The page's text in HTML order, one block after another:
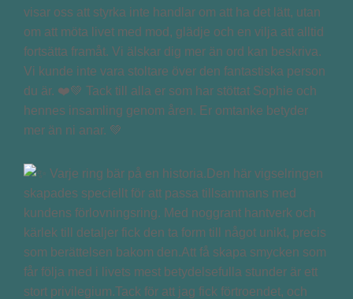
visar oss att styrka inte handlar om att ha det lätt, utan
om att möta livet med mod, glädje och en vilja att alltid
fortsätta framåt. Vi älskar dig mer än ord kan beskriva.
Vi kunde inte vara stoltare över den fantastiska person
du är. ❤️💚 Tack till alla er som har stöttat Sophie och
hennes insamling genom åren. Er omtanke betyder
mer än ni anar. 💚